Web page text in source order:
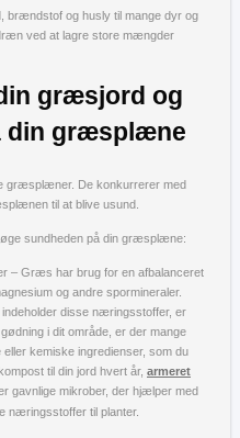
brændstof og husly til mange dyr og
ved at lagre store mængder
græsjord og
din græsplæne
græsplæner. De konkurrerer med
til at blive usund.
sundheden på din græsplæne:
– Græs har brug for en afbalanceret
og andre spormineraler.
disse næringsstoffer, er
i dit område, er der mange
kemiske ingredienser, som du
til din jord hvert år, armeret
gavnlige mikrober, der hjælper med
næringsstoffer til planter.